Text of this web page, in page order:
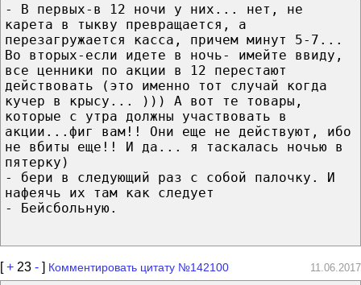
- В первых-в 12 ночи у них... нет, не
карета в тыкву превращается, а
перезагружается касса, причем минут 5-7...
Во вторых-если идете в ночь- имейте ввиду,
все ценники по акции в 12 перестают
действовать (это именно тот случай когда
кучер в крысу... ))) А вот те товары,
которые с утра должны участвовать в
акции...фиг вам!! Они еще не действуют, ибо
не вбиты еще!! И да... я таскалась ночью в
пятерку)
- бери в следующий раз с собой палочку. И
нафеячь их там как следует
- Бейсбольную.
[+ 23 - ] Комментировать цитату №142100 11.06.2017